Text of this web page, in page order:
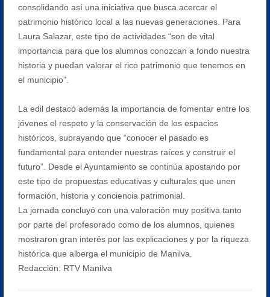
consolidando así una iniciativa que busca acercar el
patrimonio histórico local a las nuevas generaciones. Para
Laura Salazar, este tipo de actividades “son de vital
importancia para que los alumnos conozcan a fondo nuestra
historia y puedan valorar el rico patrimonio que tenemos en
el municipio”.
La edil destacó además la importancia de fomentar entre los
jóvenes el respeto y la conservación de los espacios
históricos, subrayando que “conocer el pasado es
fundamental para entender nuestras raíces y construir el
futuro”. Desde el Ayuntamiento se continúa apostando por
este tipo de propuestas educativas y culturales que unen
formación, historia y conciencia patrimonial.
La jornada concluyó con una valoración muy positiva tanto
por parte del profesorado como de los alumnos, quienes
mostraron gran interés por las explicaciones y por la riqueza
histórica que alberga el municipio de Manilva.
Redacción: RTV Manilva